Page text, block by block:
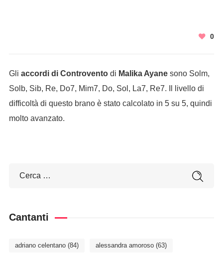
0
Gli accordi di Controventodi Malika Ayanesono Solm,
Solb, Sib, Re, Do7, Mim7, Do, Sol, La7, Re7. Il livello di
difficoltà di questo brano è stato calcolato in 5 su 5, quindi
molto avanzato.
Cantanti
adriano celentano(84) alessandra amoroso(63)